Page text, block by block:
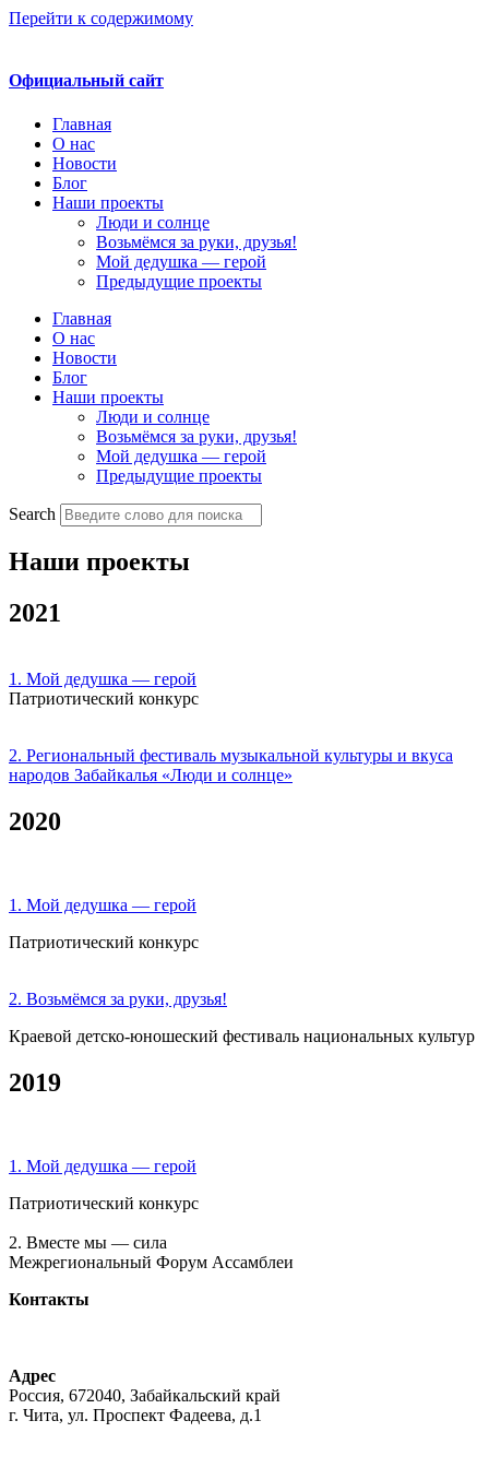
Перейти к содержимому
Официальный сайт
Главная
О нас
Новости
Блог
Наши проекты
Люди и солнце
Возьмёмся за руки, друзья!
Мой дедушка — герой
Предыдущие проекты
Главная
О нас
Новости
Блог
Наши проекты
Люди и солнце
Возьмёмся за руки, друзья!
Мой дедушка — герой
Предыдущие проекты
Search
Наши проекты
2021
1. Мой дедушка — герой
Патриотический конкурс
2. Региональный фестиваль музыкальной культуры и вкуса
народов Забайкалья «Люди и солнце»
2020
1. Мой дедушка — герой
Патриотический конкурс
2. Возьмёмся за руки, друзья!
Краевой детско-юношеский фестиваль национальных культур
2019
1. Мой дедушка — герой
Патриотический конкурс
2. Вместе мы — сила
Межрегиональный Форум Ассамблеи
Контакты
Адрес
Россия, 672040, Забайкальский край
г. Чита, ул. Проспект Фадеева, д.1